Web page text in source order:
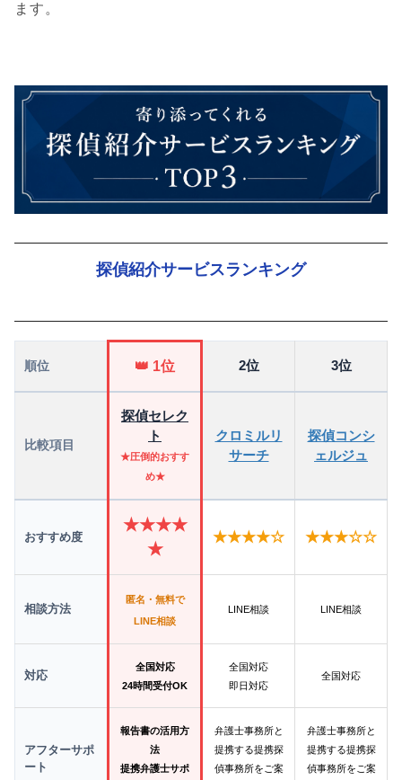
ます。
探偵紹介サービスランキング
順位 👑 1位 2位 3位
比較項目
探偵セレク
ト
★圧倒的おすす
め★
クロミルリ
サーチ
探偵コンシ
ェルジュ
おすすめ度
★★★★
★
★★★★☆ ★★★☆☆
相談方法
匿名・無料で
LINE相談
LINE相談 LINE相談
対応
全国対応
24時間受付OK
全国対応
即日対応
全国対応
アフターサポ
ート
報告書の活用方
法
提携弁護士サポ
弁護士事務所と
提携する提携探
偵事務所をご案
弁護士事務所と
提携する提携探
偵事務所をご案